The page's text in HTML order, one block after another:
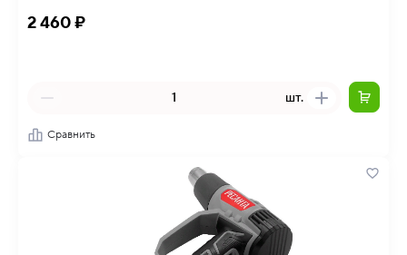
2 460 ₽
шт.
Сравнить